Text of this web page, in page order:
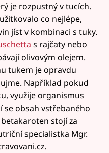
je rozpustný v tucích.
co nejlépe,
jíst v kombinaci s tuky.
s rajčaty nebo
olivovým olejem.
tukem je opravdu
Například pokud
využije organismus
se obsah vstřebaného
stojí za
specialistka Mgr.